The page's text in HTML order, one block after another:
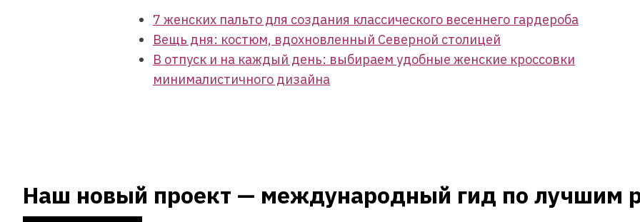
7 женских пальто для создания классического весеннего гардероба
Вещь дня: костюм, вдохновленный Северной столицей
В отпуск и на каждый день: выбираем удобные женские кроссовки
минималистичного дизайна
Наш новый проект — международный гид по лучшим